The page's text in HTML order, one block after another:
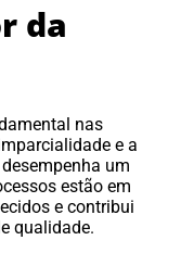
da
nas
e a
um
estão em
e contribui
qualidade.